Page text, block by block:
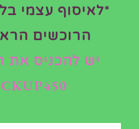
קומפוסטר 325 ליטר
תיאור
הרוכשים
יש להכניס את